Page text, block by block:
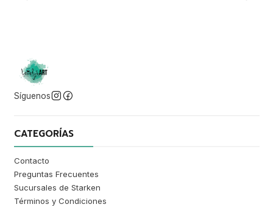
Síguenos
CATEGORÍAS
Contacto
Preguntas Frecuentes
Sucursales de Starken
Términos y Condiciones